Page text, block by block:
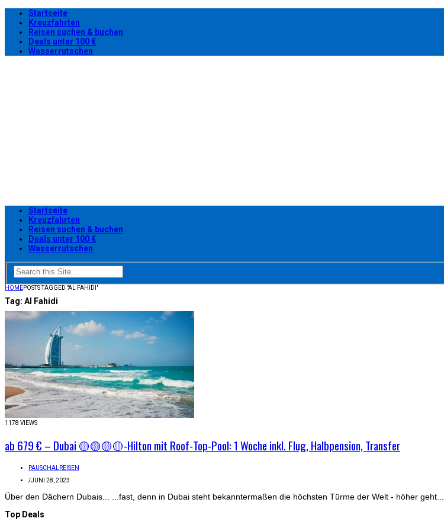
Startseite
Kreuzfahrten
Reisen suchen & buchen
Deals unter 100 €
Wasserrutschen
Startseite
Kreuzfahrten
Reisen suchen & buchen
Deals unter 100 €
Wasserrutschen
HOMEPOSTS TAGGED "AL FAHIDI"
Tag: Al Fahidi
1178 VIEWS
ab 679 € – Dubai 🟡🟡🟡🟡-Hilton mit Roof-Top-Pool: 1 Woche inkl. Flug, Halbpension, Transfer
PAUSCHALREISEN
/JUNI 28, 2023
Über den Dächern Dubais... ...fast, denn in Dubai steht bekanntermaßen die höchsten Türme der Welt - höher geht...
Top Deals